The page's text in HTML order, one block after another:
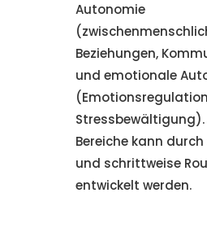
Autonomie
Beziehungen,
und emotionale
Stressbewältigung).
Bereiche kann
und schrittweise
entwickelt werden.